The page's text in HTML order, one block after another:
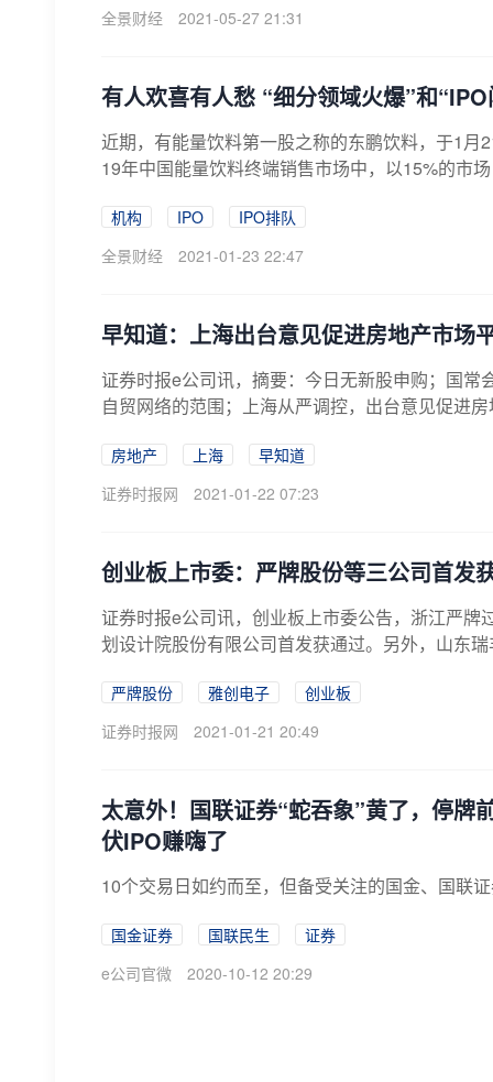
全景财经
2021-05-27 21:31
有人欢喜有人愁 “细分领域火爆”和
近期，有能量饮料第一股之称的东鹏饮料，于1月
19年中国能量饮料终端销售市场中，以15%的市
机构 IPO
IPO排队
全景财经
2021-01-23 22:47
早知道：上海出台意见促进房地产市场
证券时报e公司讯，摘要：今日无新股申购；国
自贸网络的范围；上海从严调控，出台意见促进
房地产 上海
早知道
证券时报网
2021-01-22 07:23
创业板上市委：严牌股份等三公司首发
证券时报e公司讯，创业板上市委公告，浙江严
划设计院股份有限公司首发获通过。另外，山东
严牌股份 雅创电子
创业板
证券时报网
2021-01-21 20:49
太意外！国联证券“蛇吞象”黄了，停牌
伏IPO赚嗨了
10个交易日如约而至，但备受关注的国金、国联
国金证券 国联民生
证券
e公司官微
2020-10-12 20:29